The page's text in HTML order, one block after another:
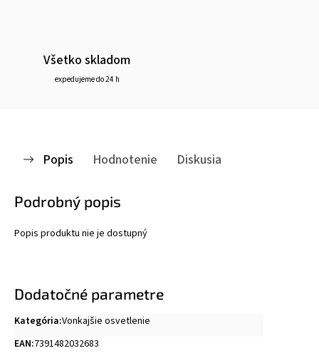
Všetko skladom
expedujeme do 24 h
Popis Hodnotenie Diskusia
Podrobný popis
Popis produktu nie je dostupný
Dodatočné parametre
Kategória:Vonkajšie osvetlenie
EAN:7391482032683